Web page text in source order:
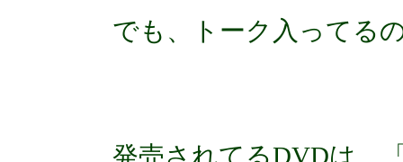
でも、トーク入ってる
発売されてるDVDは、